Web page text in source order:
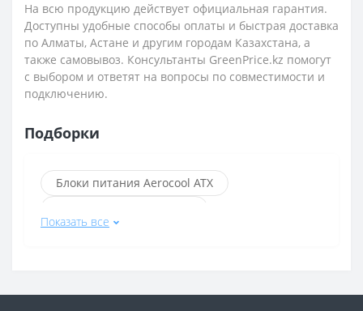
На всю продукцию действует официальная гарантия.
Доступны удобные способы оплаты и быстрая доставка
по Алматы, Астане и другим городам Казахстана, а
также самовывоз. Консультанты GreenPrice.kz помогут
с выбором и ответят на вопросы по совместимости и
подключению.
Подборки
Блоки питания Aerocool ATX
Показать все